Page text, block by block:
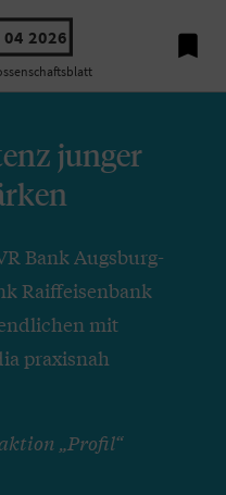
04 2026 
junger
Bank Augsburg-
Raiffeisenbank
mit
praxisnah
„Profil“